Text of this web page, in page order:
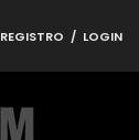
REGISTRO / LOGIN